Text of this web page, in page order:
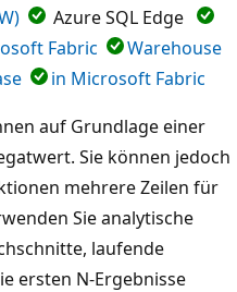
Azure SQL Edge
Fabric
Warehouse
in Microsoft Fabric
auf Grundlage einer
Sie können jedoch
mehrere Zeilen für
Sie analytische
laufende
ersten N-Ergebnisse